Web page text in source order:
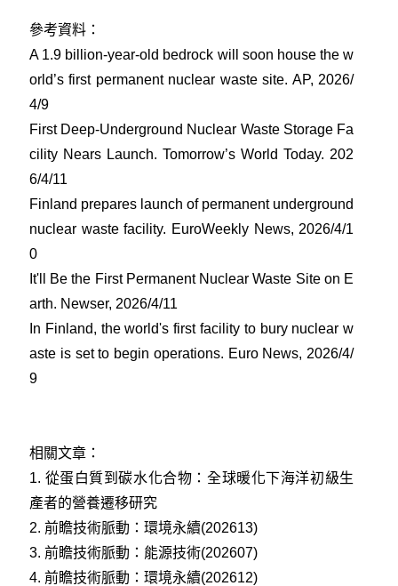
參考資料：
A 1.9 billion-year-old bedrock will soon house the w
orld’s first permanent nuclear waste site. AP, 2026/
4/9
First Deep-Underground Nuclear Waste Storage Fa
cility Nears Launch. Tomorrow’s World Today. 202
6/4/11
Finland prepares launch of permanent underground
nuclear waste facility. EuroWeekly News, 2026/4/1
0
It'll Be the First Permanent Nuclear Waste Site on E
arth. Newser, 2026/4/11
In Finland, the world's first facility to bury nuclear w
aste is set to begin operations. Euro News, 2026/4/
9
相關文章：
1. 從蛋白質到碳水化合物：全球暖化下海洋初級生
產者的營養遷移研究
2. 前瞻技術脈動：環境永續(202613)
3. 前瞻技術脈動：能源技術(202607)
4. 前瞻技術脈動：環境永續(202612)